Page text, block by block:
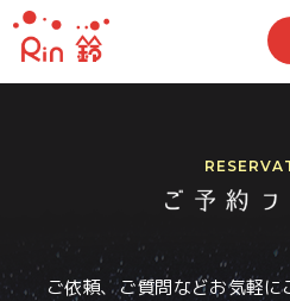
ご依頼、ご質問などお気軽に